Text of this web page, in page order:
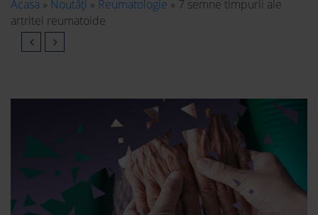
Acasa » Noutăți » Reumatologie » 7 semne timpurii ale
artritei reumatoide